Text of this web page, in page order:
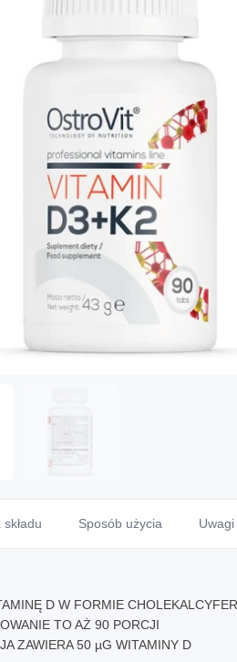
Sposób użycia Uwagi
D W FORMIE
TO AŻ 90 PORCJI
ZAWIERA 50 µG WITAMINY D